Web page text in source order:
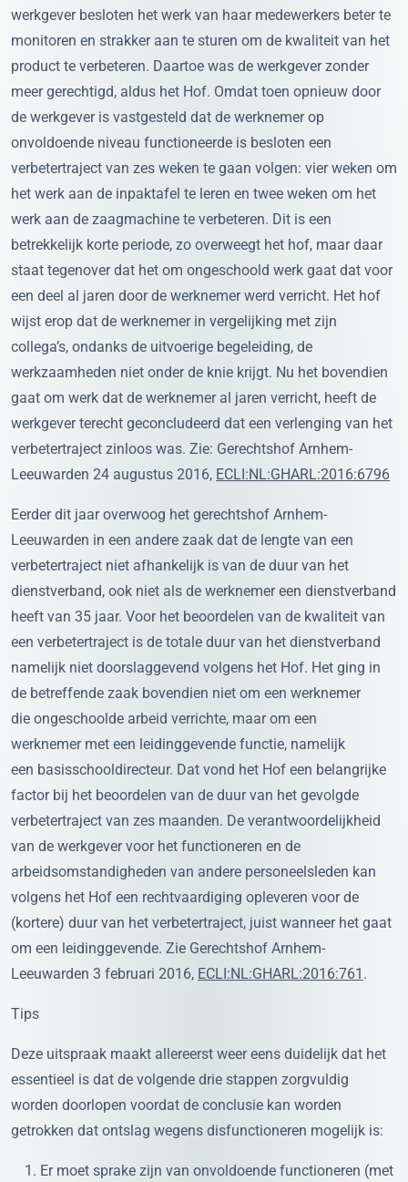
werkgever besloten het werk van haar medewerkers beter te
monitoren en strakker aan te sturen om de kwaliteit van het
product te verbeteren. Daartoe was de werkgever zonder
meer gerechtigd, aldus het Hof. Omdat toen opnieuw door
de werkgever is vastgesteld dat de werknemer op
onvoldoende niveau functioneerde is besloten een
verbetertraject van zes weken te gaan volgen: vier weken om
het werk aan de inpaktafel te leren en twee weken om het
werk aan de zaagmachine te verbeteren. Dit is een
betrekkelijk korte periode, zo overweegt het hof, maar daar
staat tegenover dat het om ongeschoold werk gaat dat voor
een deel al jaren door de werknemer werd verricht. Het hof
wijst erop dat de werknemer in vergelijking met zijn
collega’s, ondanks de uitvoerige begeleiding, de
werkzaamheden niet onder de knie krijgt. Nu het bovendien
gaat om werk dat de werknemer al jaren verricht, heeft de
werkgever terecht geconcludeerd dat een verlenging van het
verbetertraject zinloos was. Zie: Gerechtshof Arnhem-
Leeuwarden 24 augustus 2016, ECLI:NL:GHARL:2016:6796
Eerder dit jaar overwoog het gerechtshof Arnhem-
Leeuwarden in een andere zaak dat de lengte van een
verbetertraject niet afhankelijk is van de duur van het
dienstverband, ook niet als de werknemer een dienstverband
heeft van 35 jaar. Voor het beoordelen van de kwaliteit van
een verbetertraject is de totale duur van het dienstverband
namelijk niet doorslaggevend volgens het Hof. Het ging in
de betreffende zaak bovendien niet om een werknemer
die ongeschoolde arbeid verrichte, maar om een
werknemer met een leidinggevende functie, namelijk
een basisschooldirecteur. Dat vond het Hof een belangrijke
factor bij het beoordelen van de duur van het gevolgde
verbetertraject van zes maanden. De verantwoordelijkheid
van de werkgever voor het functioneren en de
arbeidsomstandigheden van andere personeelsleden kan
volgens het Hof een rechtvaardiging opleveren voor de
(kortere) duur van het verbetertraject, juist wanneer het gaat
om een leidinggevende. Zie Gerechtshof Arnhem-
Leeuwarden 3 februari 2016, ECLI:NL:GHARL:2016:761.
Tips
Deze uitspraak maakt allereerst weer eens duidelijk dat het
essentieel is dat de volgende drie stappen zorgvuldig
worden doorlopen voordat de conclusie kan worden
getrokken dat ontslag wegens disfunctioneren mogelijk is:
Er moet sprake zijn van onvoldoende functioneren (met